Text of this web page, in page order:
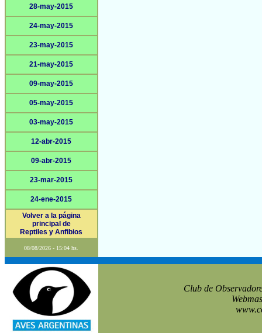
28-may-2015
24-may-2015
23-may-2015
21-may-2015
09-may-2015
05-may-2015
03-may-2015
12-abr-2015
09-abr-2015
23-mar-2015
24-ene-2015
Volver a la página
principal de
Reptiles y Anfibios
08/08/2026 - 15:04 hs.
Club de